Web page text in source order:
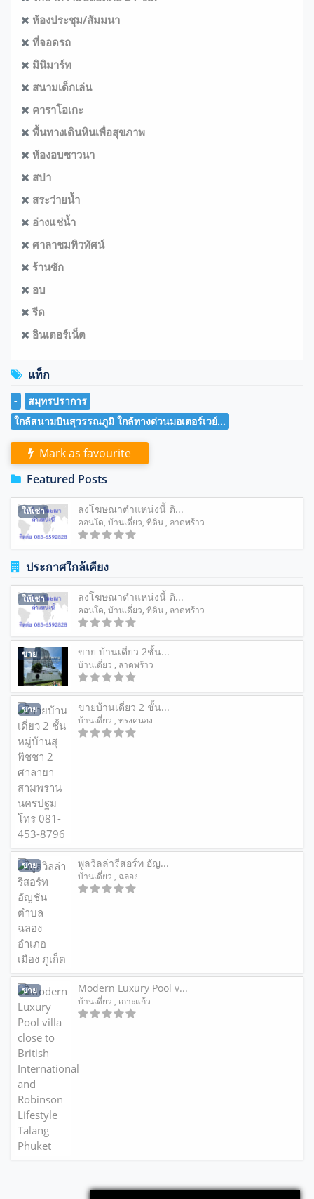
ห้องประชุม/สัมมนา
ที่จอดรถ
มินิมาร์ท
สนามเด็กเล่น
คาราโอเกะ
พื้นทางเดินหินเพื่อสุขภาพ
ห้องอบซาวนา
สปา
สระว่ายน้ำ
อ่างแช่น้ำ
ศาลาชมทิวทัศน์
ร้านซัก
อบ
รีด
อินเตอร์เน็ต
แท็ก
-
สมุทรปราการ
ใกล้สนามบินสุวรรณภูมิ ใกล้ทางด่วนมอเตอร์เวย์...
Mark as favourite
Featured Posts
ให้เช่า ลงโฆษณาตำแหน่งนี้ ติ...
คอนโด, บ้านเดี่ยว, ที่ดิน , ลาดพร้าว
ประกาศใกล้เคียง
ให้เช่า ลงโฆษณาตำแหน่งนี้ ติ...
คอนโด, บ้านเดี่ยว, ที่ดิน , ลาดพร้าว
ขาย ขาย บ้านเดี่ยว 2ชั้น...
บ้านเดี่ยว , ลาดพร้าว
ขาย ขายบ้านเดี่ยว 2 ชั้น...
บ้านเดี่ยว , ทรงคนอง
ขาย พูลวิลล่ารีสอร์ท อัญ...
บ้านเดี่ยว , ฉลอง
ขาย Modern Luxury Pool v...
บ้านเดี่ยว , เกาะแก้ว